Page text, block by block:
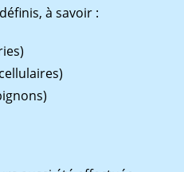
à savoir :